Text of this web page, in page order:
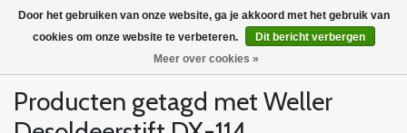
Producten getagd met Weller
Door het gebruiken van onze website, ga je akkoord met het gebruik van
cookies om onze website te verbeteren.
Dit bericht verbergen
Meer over cookies »